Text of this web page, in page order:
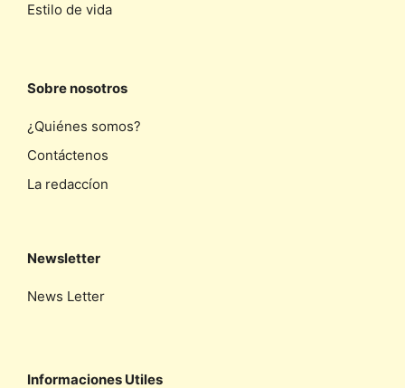
Estilo de vida
Sobre nosotros
¿Quiénes somos?
Contáctenos
La redaccíon
Newsletter
News Letter
Informaciones Utiles